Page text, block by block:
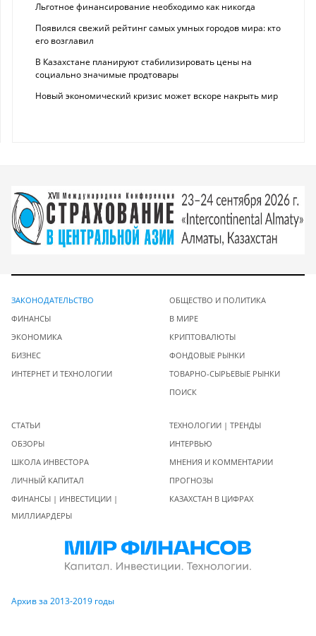
Льготное финансирование необходимо как никогда
Появился свежий рейтинг самых умных городов мира: кто
его возглавил
В Казахстане планируют стабилизировать цены на
социально значимые продтовары
Новый экономический кризис может вскоре накрыть мир
ЗАКОНОДАТЕЛЬСТВО
ФИНАНСЫ
ЭКОНОМИКА
БИЗНЕС
ИНТЕРНЕТ И ТЕХНОЛОГИИ
ОБЩЕСТВО И ПОЛИТИКА
В МИРЕ
КРИПТОВАЛЮТЫ
ФОНДОВЫЕ РЫНКИ
ТОВАРНО-СЫРЬЕВЫЕ РЫНКИ
ПОИСК
СТАТЬИ
ОБЗОРЫ
ШКОЛА ИНВЕСТОРА
ЛИЧНЫЙ КАПИТАЛ
ФИНАНСЫ | ИНВЕСТИЦИИ |
МИЛЛИАРДЕРЫ
ТЕХНОЛОГИИ | ТРЕНДЫ
ИНТЕРВЬЮ
МНЕНИЯ И КОММЕНТАРИИ
ПРОГНОЗЫ
КАЗАХСТАН В ЦИФРАХ
Архив за 2013-2019 годы